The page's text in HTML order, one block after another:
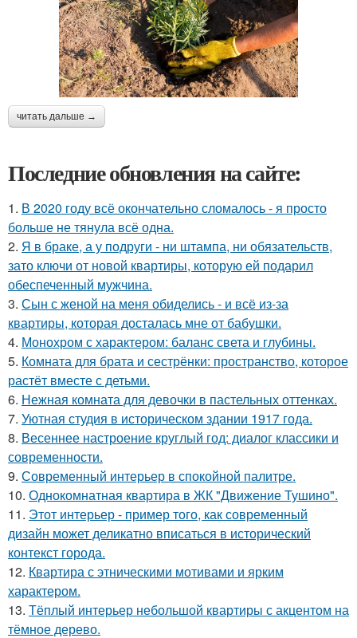
читать дальше →
Последние обновления на сайте:
1. В 2020 году всё окончательно сломалось - я просто
больше не тянула всё одна.
2. Я в браке, а у подруги - ни штампа, ни обязательств,
зато ключи от новой квартиры, которую ей подарил
обеспеченный мужчина.
3. Сын с женой на меня обиделись - и всё из-за
квартиры, которая досталась мне от бабушки.
4. Монохром с характером: баланс света и глубины.
5. Комната для брата и сестрёнки: пространство, которое
растёт вместе с детьми.
6. Нежная комната для девочки в пастельных оттенках.
7. Уютная студия в историческом здании 1917 года.
8. Весеннее настроение круглый год: диалог классики и
современности.
9. Современный интерьер в спокойной палитре.
10. Однокомнатная квартира в ЖК "Движение Тушино".
11. Этот интерьер - пример того, как современный
дизайн может деликатно вписаться в исторический
контекст города.
12. Квартира с этническими мотивами и ярким
характером.
13. Тёплый интерьер небольшой квартиры с акцентом на
тёмное дерево.